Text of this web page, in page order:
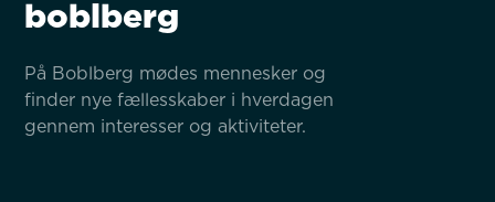
boblberg
På Boblberg mødes mennesker og
finder nye fællesskaber i hverdagen
gennem interesser og aktiviteter.